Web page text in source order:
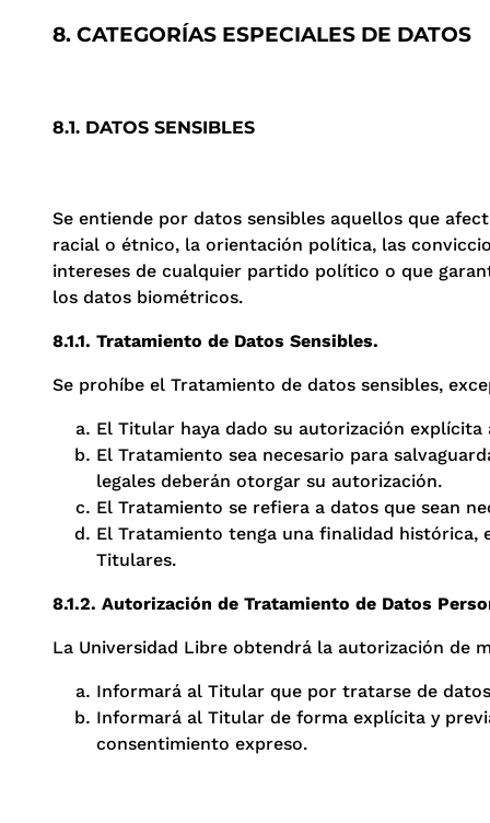
8. CATEGORÍAS ESPECIALES DE DATOS
8.1. DATOS SENSIBLES
Se entiende por datos sensibles aquellos que
racial o étnico, la orientación política, las
intereses de cualquier partido político o que
los datos biométricos.
8.1.1. Tratamiento de Datos Sensibles.
Se prohíbe el Tratamiento de datos sensibles,
El Titular haya dado su autorización
El Tratamiento sea necesario para
legales deberán otorgar su autorización.
El Tratamiento se refiera a datos que sean
El Tratamiento tenga una finalidad histórica,
Titulares.
8.1.2. Autorización de Tratamiento de Datos
La Universidad Libre obtendrá la autorización de
Informará al Titular que por tratarse de
Informará al Titular de forma explícita y
consentimiento expreso.